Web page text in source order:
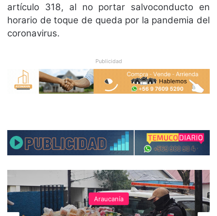
artículo 318, al no portar salvoconducto en
horario de toque de queda por la pandemia del
coronavirus.
Publicidad
Araucanía